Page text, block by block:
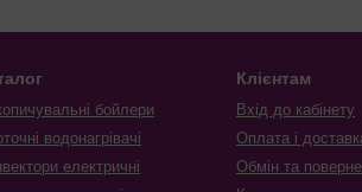
бойлери
водонагрівачі
електричні
Клієнтам
Вхід до кабінету
Оплата і
Обмін та